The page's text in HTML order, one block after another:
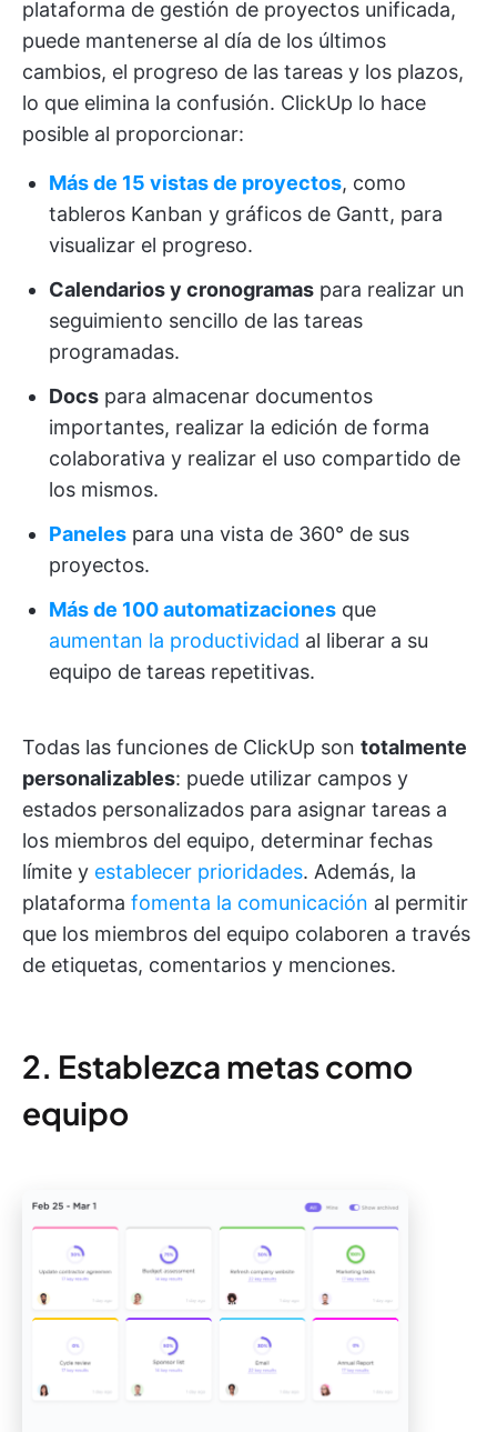
plataforma de gestión de proyectos unificada,
puede mantenerse al día de los últimos
cambios, el progreso de las tareas y los plazos,
lo que elimina la confusión. ClickUp lo hace
posible al proporcionar:
Más de 15 vistas de proyectos, como
tableros Kanban y gráficos de Gantt, para
visualizar el progreso.
Calendarios y cronogramas para realizar un
seguimiento sencillo de las tareas
programadas.
Docs para almacenar documentos
importantes, realizar la edición de forma
colaborativa y realizar el uso compartido de
los mismos.
Paneles para una vista de 360° de sus
proyectos.
Más de 100 automatizaciones que
aumentan la productividad al liberar a su
equipo de tareas repetitivas.
Todas las funciones de ClickUp son totalmente
personalizables: puede utilizar campos y
estados personalizados para asignar tareas a
los miembros del equipo, determinar fechas
límite y establecer prioridades. Además, la
plataforma fomenta la comunicación al permitir
que los miembros del equipo colaboren a través
de etiquetas, comentarios y menciones.
2. Establezca metas como
equipo